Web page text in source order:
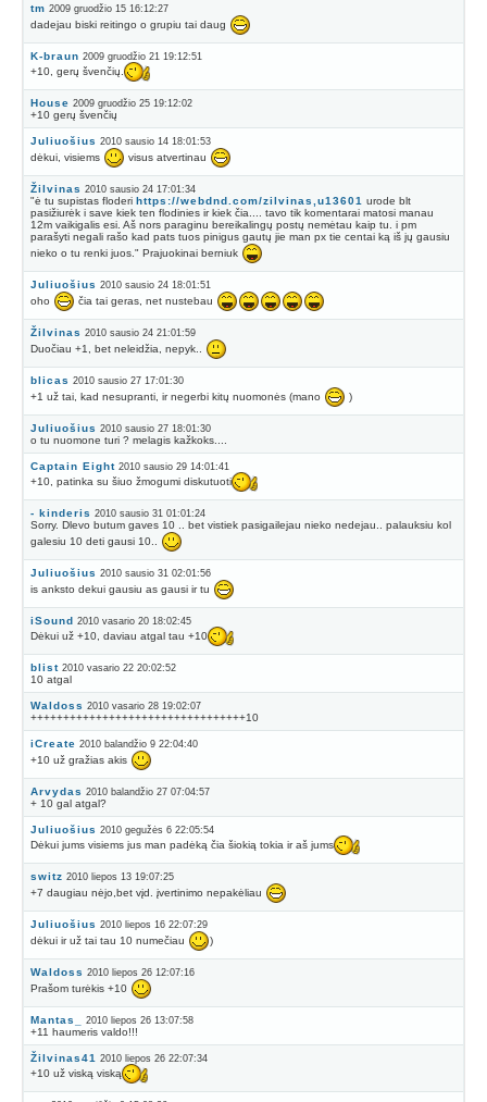
tm 2009 gruodžio 15 16:12:27
dadejau biski reitingo o grupiu tai daug
K-braun 2009 gruodžio 21 19:12:51
+10, gerų švenčių.
House 2009 gruodžio 25 19:12:02
+10 gerų švenčių
Juliuošius 2010 sausio 14 18:01:53
dėkui, visiems visus atvertinau
Žilvinas 2010 sausio 24 17:01:34
"ė tu supistas floderi https://webdnd.com/zilvinas,u13601 urode blt
pasižiurėk i save kiek ten flodinies ir kiek čia.... tavo tik komentarai matosi manau
12m vaikigalis esi. Aš nors paraginu bereikalingų postų nemėtau kaip tu. i pm
parašyti negali rašo kad pats tuos pinigus gautų jie man px tie centai ką iš jų gausiu
nieko o tu renki juos." Prajuokinai berniuk
Juliuošius 2010 sausio 24 18:01:51
oho čia tai geras, net nustebau
Žilvinas 2010 sausio 24 21:01:59
Duočiau +1, bet neleidžia, nepyk..
blicas 2010 sausio 27 17:01:30
+1 už tai, kad nesupranti, ir negerbi kitų nuomonės (mano )
Juliuošius 2010 sausio 27 18:01:30
o tu nuomone turi ? melagis kažkoks....
Captain Eight 2010 sausio 29 14:01:41
+10, patinka su šiuo žmogumi diskutuoti
- kinderis 2010 sausio 31 01:01:24
Sorry. Dlevo butum gaves 10 .. bet vistiek pasigailejau nieko nedejau.. palauksiu kol
galesiu 10 deti gausi 10..
Juliuošius 2010 sausio 31 02:01:56
is anksto dekui gausiu as gausi ir tu
iSound 2010 vasario 20 18:02:45
Dėkui už +10, daviau atgal tau +10
blist 2010 vasario 22 20:02:52
10 atgal
Waldoss 2010 vasario 28 19:02:07
+++++++++++++++++++++++++++++++++10
iCreate 2010 balandžio 9 22:04:40
+10 už gražias akis
Arvydas 2010 balandžio 27 07:04:57
+ 10 gal atgal?
Juliuošius 2010 gegužės 6 22:05:54
Dėkui jums visiems jus man padėką čia šiokią tokia ir aš jums
switz 2010 liepos 13 19:07:25
+7 daugiau nėjo,bet vįd. įvertinimo nepakėliau
Juliuošius 2010 liepos 16 22:07:29
dėkui ir už tai tau 10 numečiau )
Waldoss 2010 liepos 26 12:07:16
Prašom turėkis +10
Mantas_ 2010 liepos 26 13:07:58
+11 haumeris valdo!!!
Žilvinas41 2010 liepos 26 22:07:34
+10 už viską viską